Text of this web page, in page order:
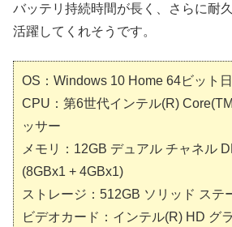
バッテリ持続時間が長く、さらに耐
活躍してくれそうです。
OS：Windows 10 Home 64ビット
CPU：第6世代インテル(R)
ッサー
メモリ：12GB デュアル チャネル
(8GBx1 + 4GBx1)
ストレージ：512GB ソリッド ステ
ビデオカード：インテル(R) HD グ